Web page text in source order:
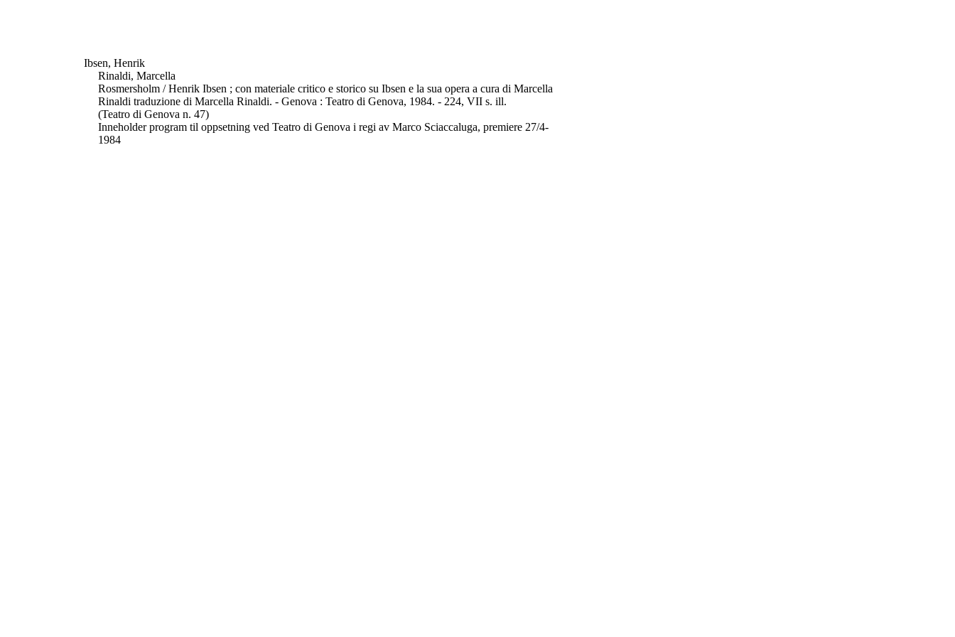
Ibsen, Henrik
Rinaldi, Marcella
Rosmersholm / Henrik Ibsen ; con materiale critico e storico su Ibsen e la sua opera a cura di Marcella
Rinaldi traduzione di Marcella Rinaldi. - Genova : Teatro di Genova, 1984. - 224, VII s. ill.
(Teatro di Genova n. 47)
Inneholder program til oppsetning ved Teatro di Genova i regi av Marco Sciaccaluga, premiere 27/4-
1984